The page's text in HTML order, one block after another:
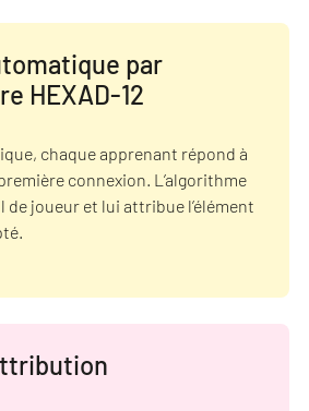
par
HEXAD-12
chaque apprenant répond à
connexion. L’algorithme
joueur et lui attribue l’élément